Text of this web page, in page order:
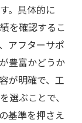
。具体的に
を確認するこ
アフターサポ
豊富かどうか
が明確で、工
選ぶことで、
基準を押さえ